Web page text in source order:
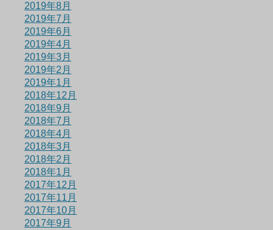
2019年8月
2019年7月
2019年6月
2019年4月
2019年3月
2019年2月
2019年1月
2018年12月
2018年9月
2018年7月
2018年4月
2018年3月
2018年2月
2018年1月
2017年12月
2017年11月
2017年10月
2017年9月